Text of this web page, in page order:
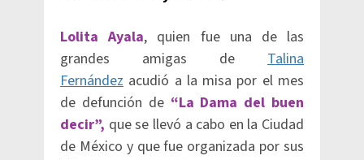
Lolita Ayala, quien fue una de las
grandes amigas de Talina
Fernández acudió a la misa por el mes
de defunción de“La Dama del buen
decir”, que se llevó a cabo en la Ciudad
de México y que fue organizada por sus